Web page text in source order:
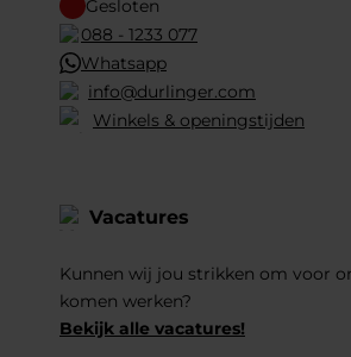
Gesloten
088 - 1233 077
Whatsapp
info@durlinger.com
Winkels & openingstijden
Vacatures
Kunnen wij jou strikken om voor
komen werken?
Bekijk alle vacatures!